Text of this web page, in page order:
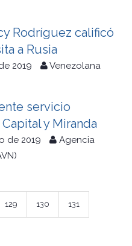
Rodríguez calificó
a Rusia
2019
Venezolana
servicio
y Miranda
de 2019
Agencia
129 130 131